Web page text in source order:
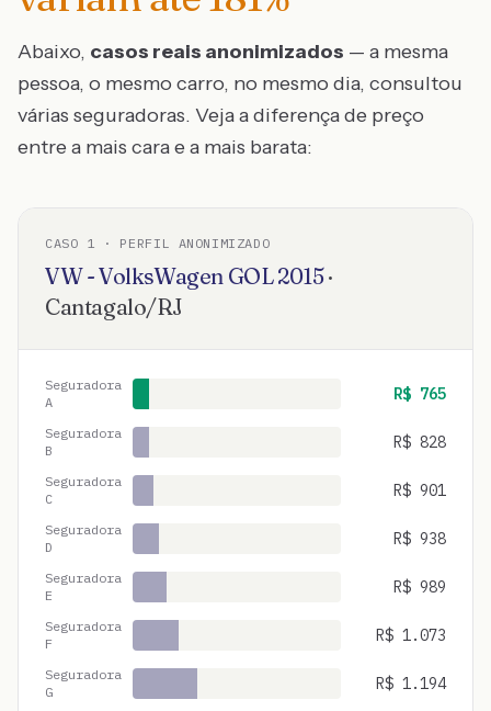
Abaixo, casos reais anonimizados — a mesma
pessoa, o mesmo carro, no mesmo dia, consultou
várias seguradoras. Veja a diferença de preço
entre a mais cara e a mais barata:
CASO 1 · PERFIL ANONIMIZADO
VW - VolksWagen GOL2015·
Cantagalo/RJ
Seguradora
A
R$ 765
Seguradora
B
R$ 828
Seguradora
C
R$ 901
Seguradora
D
R$ 938
Seguradora
E
R$ 989
Seguradora
F
R$ 1.073
Seguradora
G
R$ 1.194